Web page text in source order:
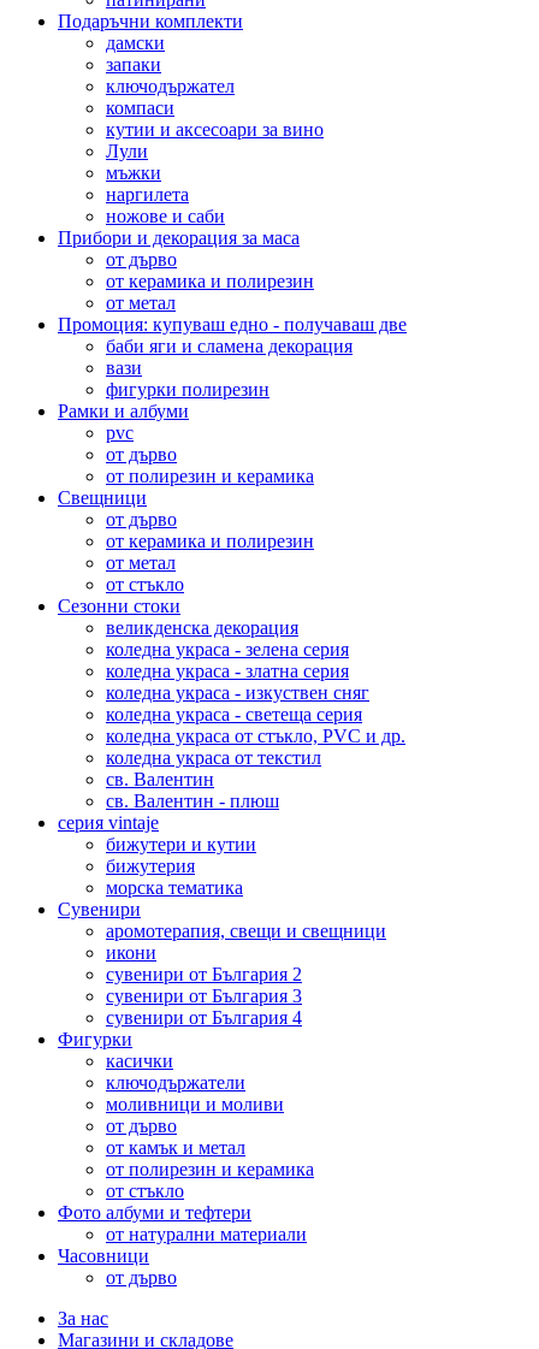
Подаръчни комплекти
дамски
запаки
ключодържател
компаси
кутии и аксесоари за вино
Лули
мъжки
наргилета
ножове и саби
Прибори и декорация за маса
от дърво
от керамика и полирезин
от метал
Промоция: купуваш едно - получаваш две
баби яги и сламена декорация
вази
фигурки полирезин
Рамки и албуми
pvc
от дърво
от полирезин и керамика
Свещници
от дърво
от керамика и полирезин
от метал
от стъкло
Сезонни стоки
великденска декорация
коледна украса - зелена серия
коледна украса - златна серия
коледна украса - изкуствен сняг
коледна украса - светеща серия
коледна украса от стъкло, PVC и др.
коледна украса от текстил
св. Валентин
св. Валентин - плюш
серия vintaje
бижутери и кутии
бижутерия
морска тематика
Сувенири
аромотерапия, свещи и свещници
икони
сувенири от България 2
сувенири от България 3
сувенири от България 4
Фигурки
касички
ключодържатели
моливници и моливи
от дърво
от камък и метал
от полирезин и керамика
от стъкло
Фото албуми и тефтери
от натурални материали
Часовници
от дърво
За нас
Магазини и складове